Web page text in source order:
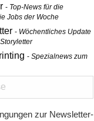
Top-News für die
Jobs der Woche
Wöchentliches Update
Spezialnews zum
zur Newsletter-